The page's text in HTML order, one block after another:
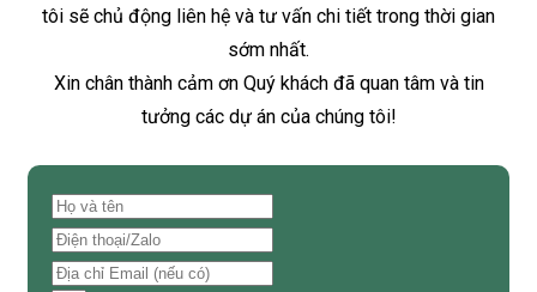
tôi sẽ chủ động liên hệ và tư vấn chi tiết trong thời gian
sớm nhất.
Xin chân thành cảm ơn Quý khách đã quan tâm và tin
tưởng các dự án của chúng tôi!